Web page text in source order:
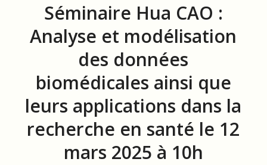
Séminaire Hua CAO :
Analyse et modélisation
des données
biomédicales ainsi que
leurs applications dans la
recherche en santé le 12
mars 2025 à 10h